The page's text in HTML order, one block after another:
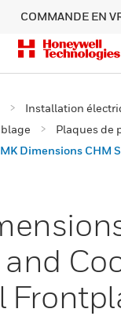
COMMANDE EN
Installation
Plaques de
MK Dimensions CHM